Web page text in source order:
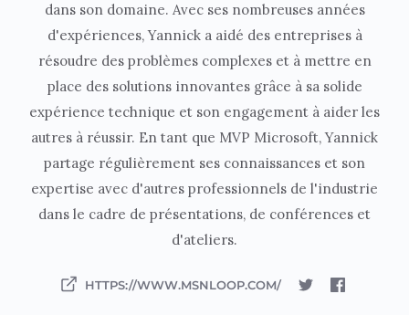
dans son domaine. Avec ses nombreuses années
d'expériences, Yannick a aidé des entreprises à
résoudre des problèmes complexes et à mettre en
place des solutions innovantes grâce à sa solide
expérience technique et son engagement à aider les
autres à réussir. En tant que MVP Microsoft, Yannick
partage régulièrement ses connaissances et son
expertise avec d'autres professionnels de l'industrie
dans le cadre de présentations, de conférences et
d'ateliers.
HTTPS://WWW.MSNLOOP.COM/